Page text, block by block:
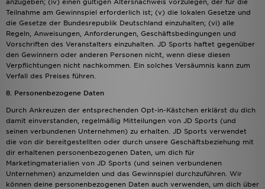
anzugeben; (iv) einen gültigen Altersnachweis vorzulegen, der für die
Teilnahme am Gewinnspiel erforderlich ist; (v) die lokalen Gesetze und
die Gesetze der Bundesrepublik Deutschland einzuhalten; (vi) alle
Regeln, Anweisungen, Anforderungen, Geschäftsbedingungen und
Vorschriften des Veranstalters einzuhalten. JD Sports haftet gegenüber
den Gewinnern oder anderen Personen nicht, wenn diese diesen
Verpflichtungen nicht nachkommen. Ein solches Versäumnis kann zum
Verfall des Preises führen.
8. Personenbezogene Daten
Durch Ankreuzen der entsprechenden Opt-in-Kästchen erklärst du dich
damit einverstanden, regelmäßig Mitteilungen von JD Sports (und
seinen verbundenen Unternehmen) zu erhalten. JD Sports verwendet
die von dir bereitgestellten oder durch unsere Geschäftsbeziehung mit
dir erhaltenen personenbezogenen Daten, um dich für
Marketingmaterialien von JD Sports (und seinen verbundenen
Unternehmen) anzumelden und das Gewinnspiel durchzuführen. Wir
können deine personenbezogenen Daten auch verwenden, um dich über